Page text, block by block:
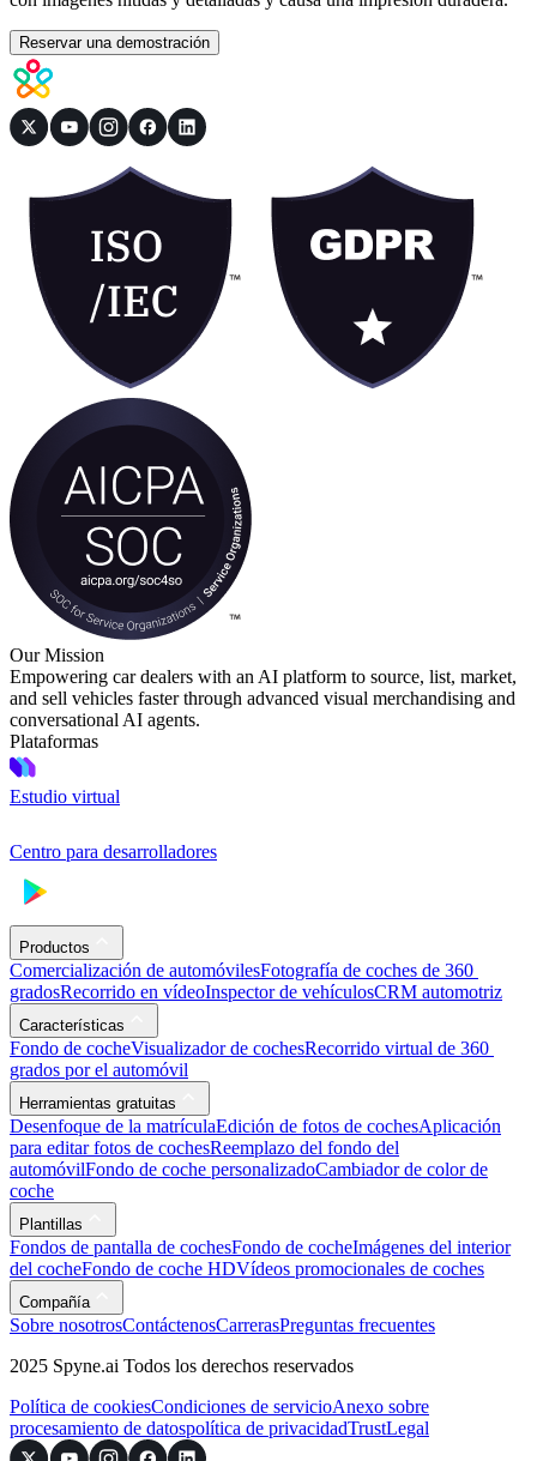
Reservar una demostración
Our Mission
Empowering car dealers with an AI platform to source, list, market,
and sell vehicles faster through advanced visual merchandising and
conversational AI agents.
Plataformas
Estudio virtual
Centro para desarrolladores
Productos
Comercialización de automóvilesFotografía de coches de 360 ​​
gradosRecorrido en vídeoInspector de vehículosCRM automotriz
Características
Fondo de cocheVisualizador de cochesRecorrido virtual de 360 ​​
grados por el automóvil
Herramientas gratuitas
Desenfoque de la matrículaEdición de fotos de cochesAplicación
para editar fotos de cochesReemplazo del fondo del
automóvilFondo de coche personalizadoCambiador de color de
coche
Plantillas
Fondos de pantalla de cochesFondo de cocheImágenes del interior
del cocheFondo de coche HDVídeos promocionales de coches
Compañía
Sobre nosotrosContáctenosCarrerasPreguntas frecuentes
2025 Spyne.ai Todos los derechos reservados
Política de cookiesCondiciones de servicioAnexo sobre
procesamiento de datospolítica de privacidadTrustLegal